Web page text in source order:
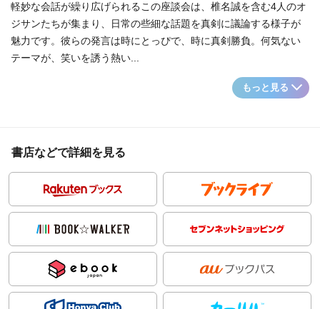
軽妙な会話が繰り広げられるこの座談会は、椎名誠を含む4人のオ
ジサンたちが集まり、日常の些細な話題を真剣に議論する様子が
魅力です。彼らの発言は時にとっぴで、時に真剣勝負。何気ない
テーマが、笑いを誘う熱い...
もっと見る
書店などで詳細を見る